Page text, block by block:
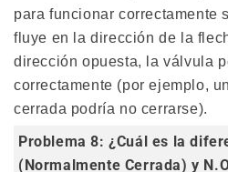
para funcionar correctamente
fluye en la dirección de la
dirección opuesta, la válvula
correctamente (por ejemplo,
cerrada podría no cerrarse).
Problema 8: ¿Cuál es la
(Normalmente Cerrada) y